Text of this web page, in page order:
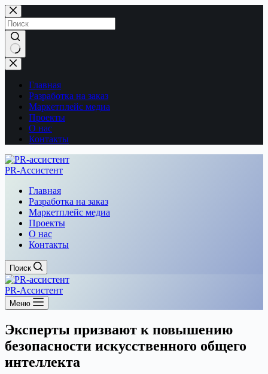
Перейти
к
сути
Ничего
не
найденоГлавная
Разработка на заказ
Маркетплейс медиа
Проекты
О нас
Контакты
PR-Ассистент
Главная
Разработка на заказ
Маркетплейс медиа
Проекты
О нас
Контакты
Поиск
PR-Ассистент
Меню
Эксперты призвают к повышению
безопасности искусственного общего
интеллекта